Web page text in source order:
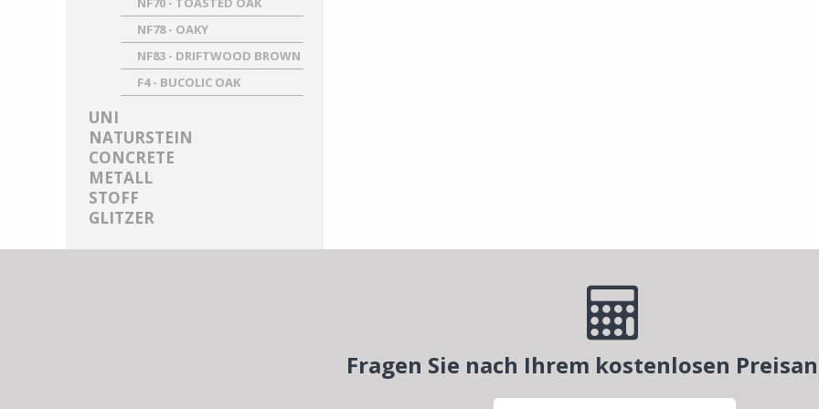
NF78 - OAKY
NF83 - DRIFTWOOD BROWN
F4 - BUCOLIC OAK
UNI
NATURSTEIN
CONCRETE
METALL
STOFF
GLITZER
Fragen Sie nach Ihrem kostenlosen